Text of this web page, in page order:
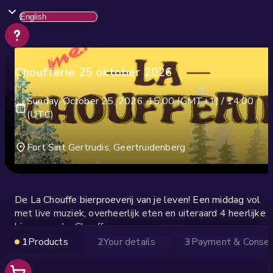
Choufferie 25 oktober 2026
Sunday, October 25, 2026, 15:00 (GMT+1) / 14:00
(UTC)
Fort Sint Gertrudis, Geertruidenberg
De La Chouffe bierproeverij van je leven! Een middag vol
met live muziek, overheerlijk eten en uiteraard 4 heerlijke
bieren van La Chouffe.
Tickets
1Products 2Your details 3Payment &